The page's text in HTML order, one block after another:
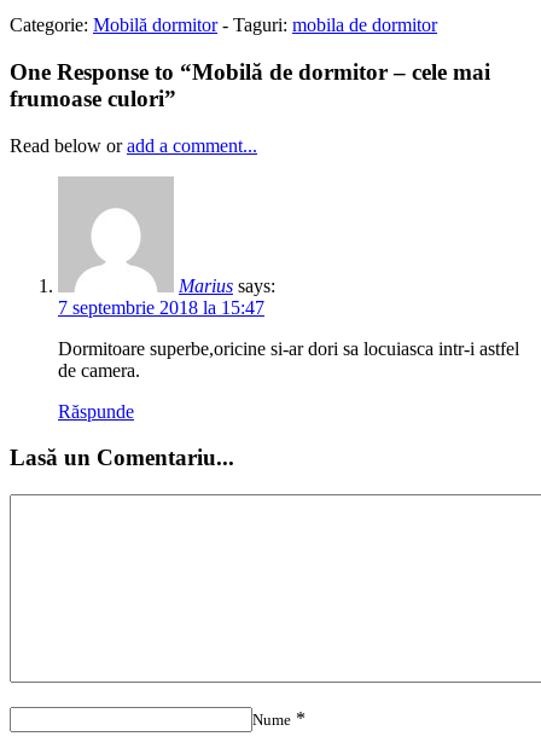
Categorie: Mobilă dormitor- Taguri: mobila de dormitor
One Response to “Mobilă de dormitor – cele mai
frumoase culori”
Read below oradd a comment...
Marius says:
7 septembrie 2018 la 15:47
Dormitoare superbe,oricine si-ar dori sa locuiasca intr-i astfel
de camera.
Răspunde
Lasă un Comentariu...
Nume *